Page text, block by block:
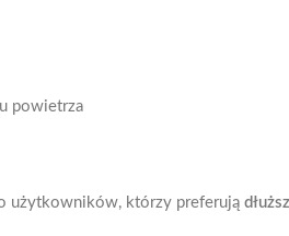
powietrza
użytkowników, którzy preferują